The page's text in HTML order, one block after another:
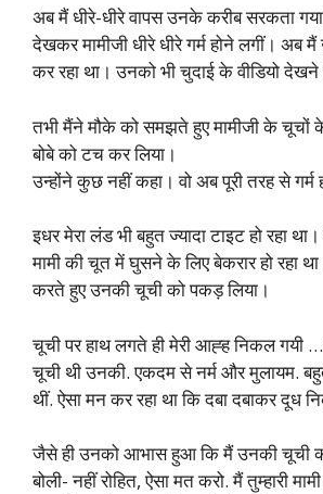
अब मैं धीरे-धीरे वापस उनके करीब सरकता
देखकर मामीजी धीरे धीरे गर्म होने लगीं।
कर रहा था। उनको भी चुदाई के वीडियो
तभी मैंने मौके को समझते हुए मामीजी के चूचों
बोबे को टच कर लिया।
उन्होंने कुछ नहीं कहा। वो अब पूरी तरह से गर्म
इधर मेरा लंड भी बहुत ज्यादा टाइट हो रहा
मामी की चूत में घुसने के लिए बेकरार हो रहा
करते हुए उनकी चूची को पकड़ लिया।
चूची पर हाथ लगते ही मेरी आह्ह निकल गयी
चूची थी उनकी. एकदम से नर्म और मुलायम. बहुत
थीं. ऐसा मन कर रहा था कि दबा दबाकर दूध
जैसे ही उनको आभास हुआ कि मैं उनकी चूची को
बोली- नहीं रोहित, ऐसा मत करो. मैं तुम्हारी